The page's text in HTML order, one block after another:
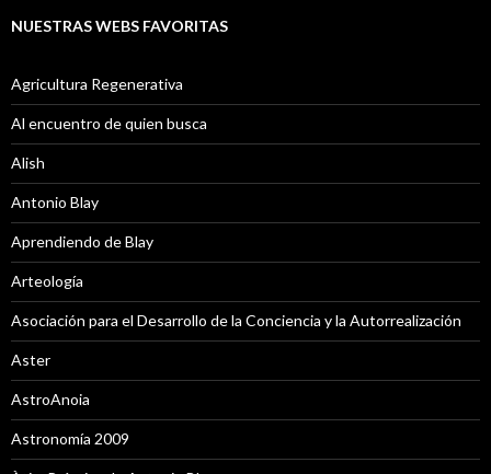
NUESTRAS WEBS FAVORITAS
Agricultura Regenerativa
Al encuentro de quien busca
Alish
Antonio Blay
Aprendiendo de Blay
Arteología
Asociación para el Desarrollo de la Conciencia y la Autorrealización
Aster
AstroAnoia
Astronomía 2009